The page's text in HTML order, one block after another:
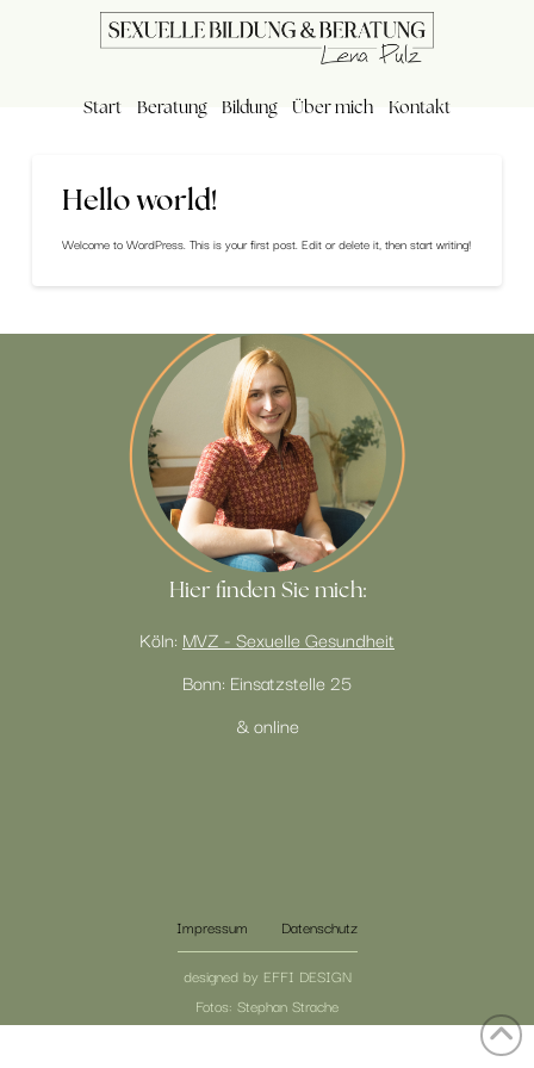
Start Beratung Bildung Über mich Kontakt
Hello world!
Welcome to WordPress. This is your first post. Edit or delete it, then start writing!
Hier finden Sie mich:
Köln: MVZ - Sexuelle Gesundheit
Bonn: Einsatzstelle 25
& online
Impressum Datenschutz
designed by EFFI DESIGN
Fotos: Stephan Strache